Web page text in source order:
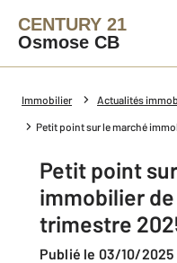
CENTURY 21
Osmose CB
Immobilier Actualités
Petit point sur le marché
Petit point
immobilier
trimestre
Publié le 03/10/2025